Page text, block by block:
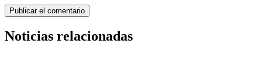
Noticias relacionadas